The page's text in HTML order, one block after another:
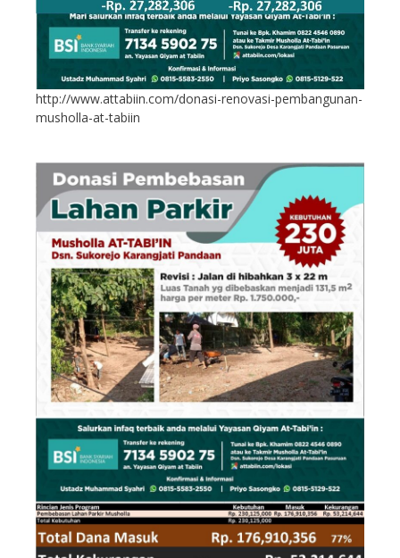
http://www.attabiin.com/donasi-renovasi-pembangunan-
musholla-at-tabiin